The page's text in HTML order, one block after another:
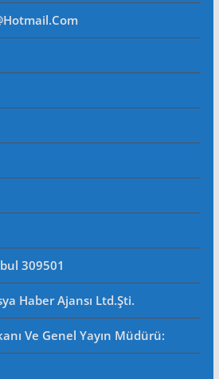
309501
Haber Ajansı Ltd.Şti.
Ve Genel Yayın Müdürü: